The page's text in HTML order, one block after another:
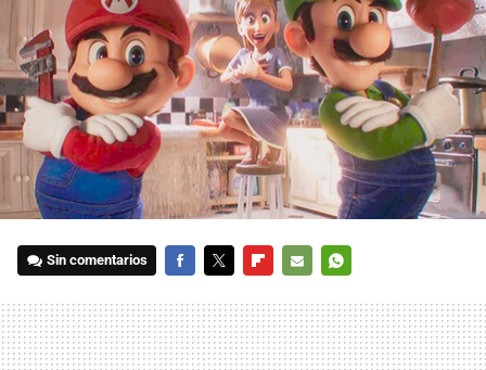
Sin comentarios
MAIL